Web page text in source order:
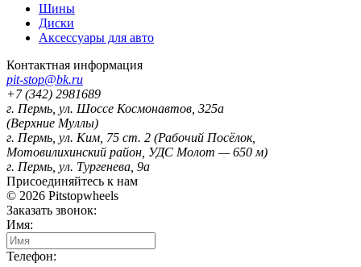
Шины
Диски
Аксессуары для авто
Контактная информация
pit-stop@bk.ru
+7 (342) 2981689
г. Пермь ул. Шоссе Космонавтов, 325а
(Верхние Муллы)
г. Пермь ул. Ким, 75 ст. 2 (Рабочий Посёлок,
Мотовилихинский район, УДС Молот — 650 м)
г. Пермь ул. Тургенева, 9а
Присоединяйтесь к нам
© 2026 Pitstopwheels
Заказать звонок:
Имя:
Телефон: